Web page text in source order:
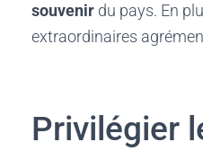
souvenir du pays. En
extraordinaires
Privilégier